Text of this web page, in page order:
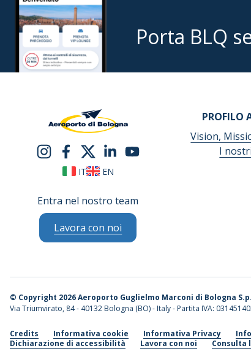
Porta BLQ
IT EN
Entra nel nostro team
Lavora con noi
PROFILO
Vision,
I
© Copyright 2026 Aeroporto Guglielmo Marconi di Bologna
Via Triumvirato, 84 - 40132 Bologna (BO) - Italy - Partita IVA:
Credits Informativa cookie Informativa Privacy
Dichiarazione di accessibilità
Lavora con noi Consulta